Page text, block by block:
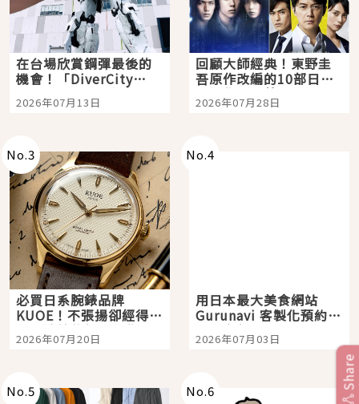
在台場欣賞鋼彈最後的
機會！「DiverCity
Tokyo Plaza」搭船、
購物、美食及夜景，一
2026年07月13日
回顧大師經典！東野圭
吾原作改編的10部日本
影視作品推薦
2026年07月28日
No.3
必買日系腕錶品牌
KUOE！不張揚卻經得起
時間洗鍊的經典之作五
選
2026年07月20日
No.4
用日本最大美食網站
Gurunavi 客製化預約九
大都市餐廳，打造專屬
美食體驗！
2026年07月03日
No.5 No.6
Share